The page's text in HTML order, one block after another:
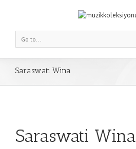
Go to...
Saraswati Wina
Saraswati Wina